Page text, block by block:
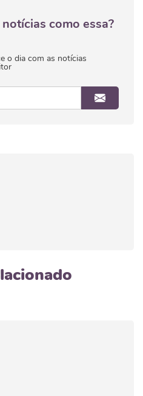
como essa?
o dia com as notícias